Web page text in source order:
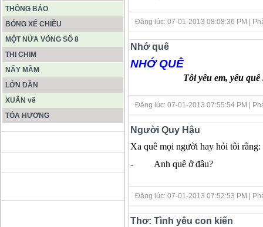
THÔNG BÁO
BÓNG XẾ CHIỀU
MỘT NỬA VÒNG SỐ 8
THI CHIM
NẨY MẦM
LỚN DẦN
XUÂN về
TỎA HƯƠNG
Đăng lúc: 07-01-2013 08:08:36 PM |
Nhớ quê
NHỚ QUÊ
Tôi yêu em, yêu
Đăng lúc: 07-01-2013 07:55:54 PM |
Người Quy Hậu
Xa quê mọi người hay hỏi tôi rằng:
- Anh quê ở đâu?
Đăng lúc: 07-01-2013 07:52:53 PM |
Thơ: Tình yêu con kiến